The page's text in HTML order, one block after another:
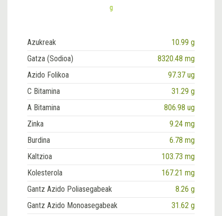
g
Azukreak
10.99 g
Gatza (Sodioa)
8320.48 mg
Azido Folikoa
97.37 ug
C Bitamina
31.29 g
A Bitamina
806.98 ug
Zinka
9.24 mg
Burdina
6.78 mg
Kaltzioa
103.73 mg
Kolesterola
167.21 mg
Gantz Azido Poliasegabeak
8.26 g
Gantz Azido Monoasegabeak
31.62 g